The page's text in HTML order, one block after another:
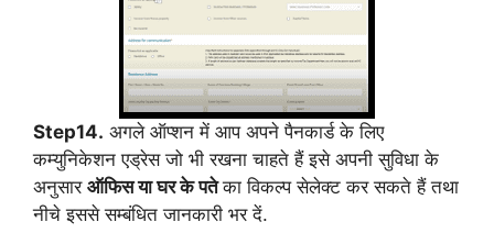
Step14. अगले ऑप्शन में आप अपने पैनकार्ड के लिए
कम्युनिकेशन एड्रेस जो भी रखना चाहते हैं इसे अपनी सुविधा के
अनुसार ऑफिस या घर के पतेका विकल्प सेलेक्ट कर सकते हैं तथा
नीचे इससे सम्बंधित जानकारी भर दें.